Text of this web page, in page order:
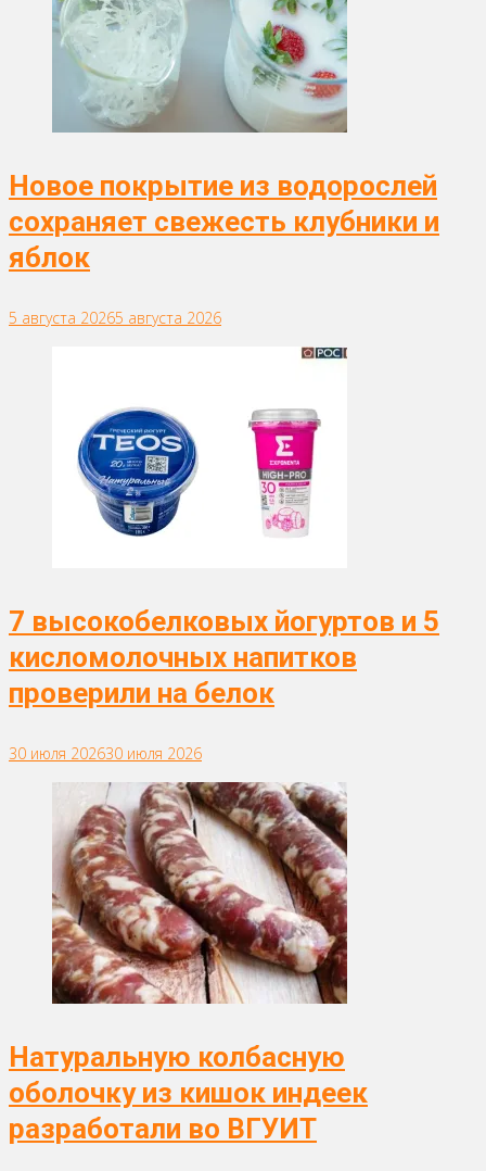
Новое покрытие из водорослей
сохраняет свежесть клубники и
яблок
5 августа 20265 августа 2026
7 высокобелковых йогуртов и 5
кисломолочных напитков
проверили на белок
30 июля 202630 июля 2026
Натуральную колбасную
оболочку из кишок индеек
разработали во ВГУИТ